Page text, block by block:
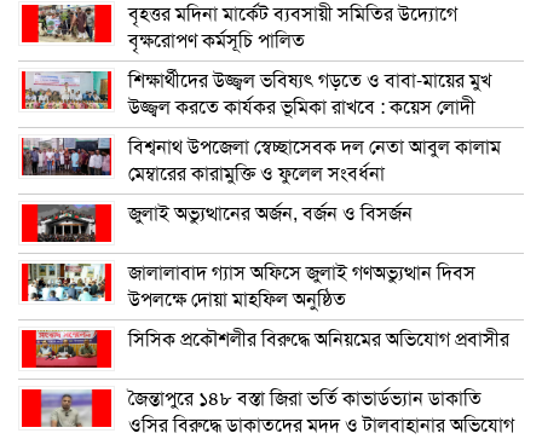
বৃহত্তর মদিনা মার্কেট ব্যবসায়ী সমিতির উদ্যোগে
বৃক্ষরোপণ কর্মসূচি পালিত
শিক্ষার্থীদের উজ্জ্বল ভবিষ্যৎ গড়তে ও বাবা-মায়ের মুখ
উজ্জ্বল করতে কার্যকর ভূমিকা রাখবে : কয়েস লোদী
বিশ্বনাথ উপজেলা স্বেচ্ছাসেবক দল নেতা আবুল কালাম
মেম্বারের কারামুক্তি ও ফুলেল সংবর্ধনা
জুলাই অভ্যুত্থানের অর্জন, বর্জন ও বিসর্জন
জালালাবাদ গ্যাস অফিসে জুলাই গণঅভ্যুত্থান দিবস
উপলক্ষে দোয়া মাহফিল অনুষ্ঠিত
সিসিক প্রকৌশলীর বিরুদ্ধে অনিয়মের অভিযোগ প্রবাসীর
জৈন্তাপুরে ১৪৮ বস্তা জিরা ভর্তি কাভার্ডভ্যান ডাকাতি
ওসির বিরুদ্ধে ডাকাতদের মদদ ও টালবাহানার অভিযোগ